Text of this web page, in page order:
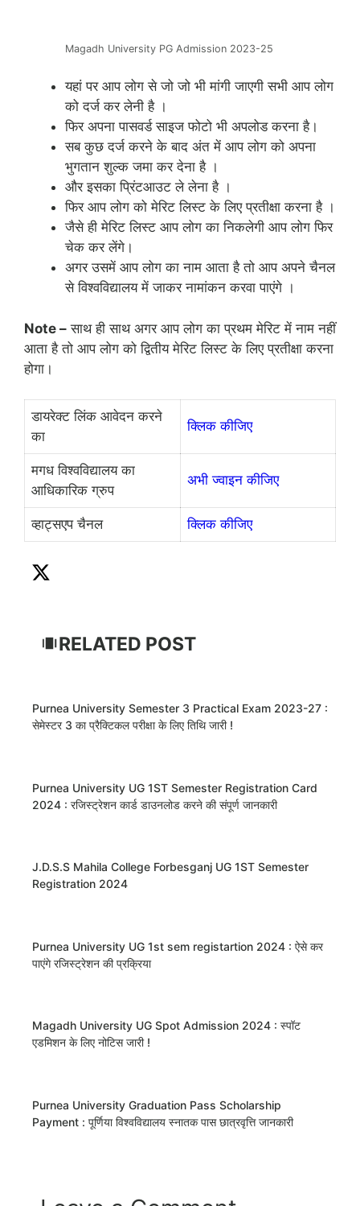
Magadh University PG Admission 2023-25
यहां पर आप लोग से जो जो भी मांगी जाएगी सभी आप लोग
को दर्ज कर लेनी है ।
फिर अपना पासवर्ड साइज फोटो भी अपलोड करना है।
सब कुछ दर्ज करने के बाद अंत में आप लोग को अपना
भुगतान शुल्क जमा कर देना है ।
और इसका प्रिंटआउट ले लेना है ।
फिर आप लोग को मेरिट लिस्ट के लिए प्रतीक्षा करना है ।
जैसे ही मेरिट लिस्ट आप लोग का निकलेगी आप लोग फिर
चेक कर लेंगे।
अगर उसमें आप लोग का नाम आता है तो आप अपने चैनल
से विश्वविद्यालय में जाकर नामांकन करवा पाएंगे ।
Note – साथ ही साथ अगर आप लोग का प्रथम मेरिट में नाम नहीं
आता है तो आप लोग को द्वितीय मेरिट लिस्ट के लिए प्रतीक्षा करना
होगा।
डायरेक्ट लिंक आवेदन करने
का
क्लिक कीजिए
मगध विश्वविद्यालय का
आधिकारिक ग्रुप
अभी ज्वाइन कीजिए
व्हाट्सएप चैनल क्लिक कीजिए
RELATED POST
Purnea University Semester 3 Practical Exam 2023-27 :
सेमेस्टर 3 का प्रैक्टिकल परीक्षा के लिए तिथि जारी !
Purnea University UG 1ST Semester Registration Card
2024 : रजिस्ट्रेशन कार्ड डाउनलोड करने की संपूर्ण जानकारी
J.D.S.S Mahila College Forbesganj UG 1ST Semester
Registration 2024
Purnea University UG 1st sem registartion 2024 : ऐसे कर
पाएंगे रजिस्ट्रेशन की प्रक्रिया
Magadh University UG Spot Admission 2024 : स्पॉट
एडमिशन के लिए नोटिस जारी !
Purnea University Graduation Pass Scholarship
Payment : पूर्णिया विश्वविद्यालय स्नातक पास छात्रवृत्ति जानकारी